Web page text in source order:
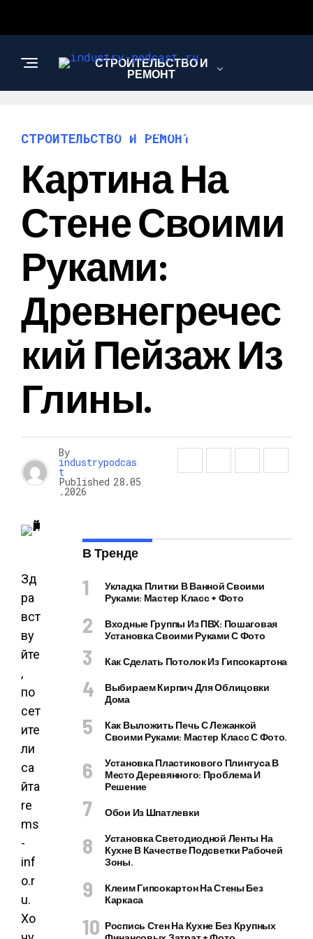
СТРОИТЕЛЬСТВО И
РЕМОНТ
САД И ОГОРОД
СТРОИТЕЛЬСТВО И РЕМОНТ
Картина На
Стене Своими
Руками:
Древнегречес
Кий Пейзаж Из
Глины.
By
industrypodcas
t
Published 28.05
.2026
Зд
ра
вст
ву
йте
,
по
сет
ите
ли
са
йта
re
ms
-
inf
o.r
u.
Хо
В Тренде
Укладка Плитки В Ванной Своими
Руками: Мастер Класс + Фото
Входные Группы Из ПВХ: Пошаговая
Установка Своими Руками С Фото
Как Сделать Потолок Из Гипсокартона
Выбираем Кирпич Для Облицовки
Дома
Как Выложить Печь С Лежанкой
Своими Руками: Мастер Класс С Фото.
Установка Пластикового Плинтуса В
Место Деревянного: Проблема И
Решение
Обои Из Шпатлевки
Установка Светодиодной Ленты На
Кухне В Качестве Подсветки Рабочей
Зоны.
Клеим Гипсокартон На Стены Без
Каркаса
Роспись Стен На Кухне Без Крупных